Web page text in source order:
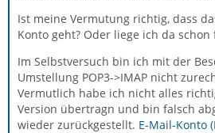
Ist meine Vermutung richtig, dass
Konto geht? Oder liege ich da schon
Im Selbstversuch bin ich mit der
Umstellung POP3->IMAP nicht
Vermutlich habe ich nicht alles
Version übertragn und bin falsch
wieder zurückgestellt. E-Mail-Konto